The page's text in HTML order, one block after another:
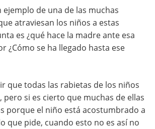
de una de las muchas
atraviesan los niños a estas
es ¿qué hace la madre ante esa
¿Cómo se ha llegado hasta ese
que todas las rabietas de los niños
pero si es cierto que muchas de ellas
porque el niño está acostumbrado a
que pide, cuando esto no es así no